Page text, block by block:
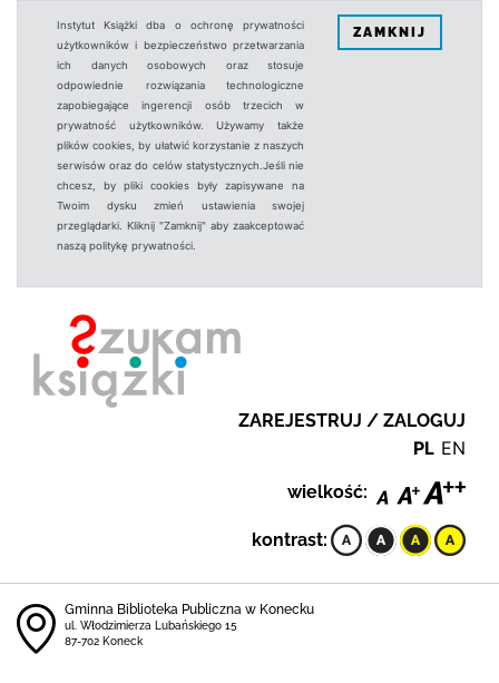
Instytut Książki dba o ochronę prywatności
użytkowników i bezpieczeństwo przetwarzania
ich danych osobowych oraz stosuje
odpowiednie rozwiązania technologiczne
zapobiegające ingerencji osób trzecich w
prywatność użytkowników. Używamy także
plików cookies, by ułatwić korzystanie z naszych
serwisów oraz do celów statystycznych.Jeśli nie
chcesz, by pliki cookies były zapisywane na
Twoim dysku zmień ustawienia swojej
przeglądarki. Kliknij "Zamknij" aby zaakceptować
naszą politykę prywatności.
ZAMKNIJ
ZAREJESTRUJ / ZALOGUJ
PL EN
wielkość:
kontrast:
Gminna Biblioteka Publiczna w Konecku
ul. Włodzimierza Lubańskiego 15
87-702 Koneck